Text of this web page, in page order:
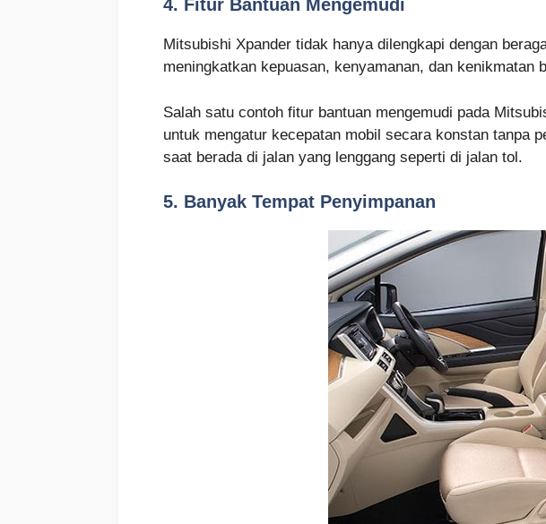
4. Fitur Bantuan Mengemudi
Mitsubishi Xpander tidak hanya dilengkapi dengan
meningkatkan kepuasan, kenyamanan, dan kenikmatan
Salah satu contoh fitur bantuan mengemudi pada
untuk mengatur kecepatan mobil secara konstan tanpa
saat berada di jalan yang lenggang seperti di jalan tol.
5. Banyak Tempat Penyimpanan